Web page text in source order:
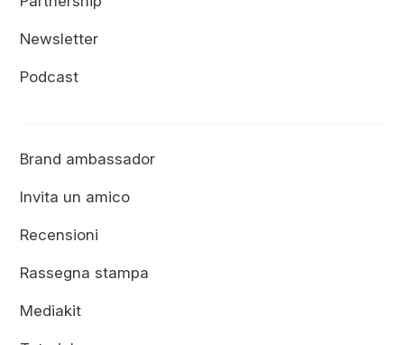
Newsletter
Podcast
Brand ambassador
Invita un amico
Recensioni
Rassegna stampa
Mediakit